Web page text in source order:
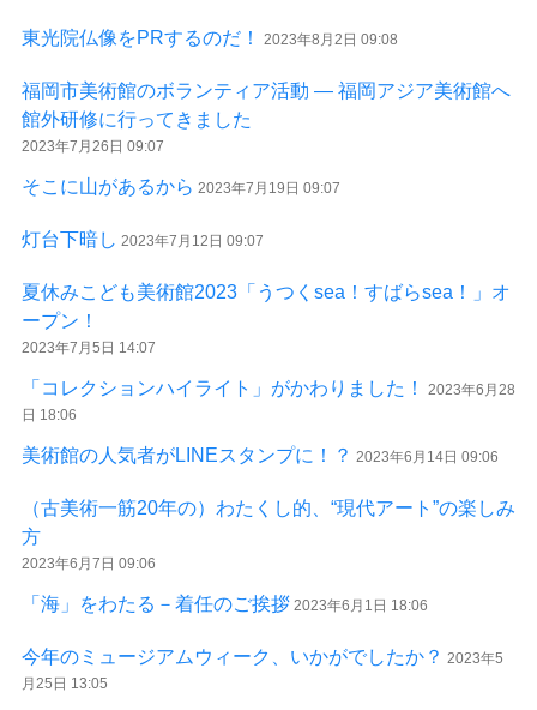
東光院仏像をPRするのだ！ 2023年8月2日 09:08
福岡市美術館のボランティア活動 ― 福岡アジア美術館へ
館外研修に行ってきました
2023年7月26日 09:07
そこに山があるから 2023年7月19日 09:07
灯台下暗し 2023年7月12日 09:07
夏休みこども美術館2023「うつくsea！すばらsea！」オ
ープン！
2023年7月5日 14:07
「コレクションハイライト」がかわりました！
2023年6月28
日 18:06
美術館の人気者がLINEスタンプに！？ 2023年6月14日 09:06
（古美術一筋20年の）わたくし的、“現代アート”の楽しみ
方
2023年6月7日 09:06
「海」をわたる－着任のご挨拶 2023年6月1日 18:06
今年のミュージアムウィーク、いかがでしたか？ 2023年5
月25日 13:05